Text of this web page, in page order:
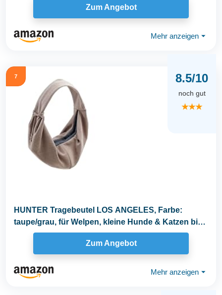
Zum Angebot
Mehr anzeigen ⏷
7 8.5/10
noch gut
★★★
HUNTER Tragebeutel LOS ANGELES, Farbe:
taupe/grau, für Welpen, kleine Hunde & Katzen bis
8 kg...
Zum Angebot
Mehr anzeigen ⏷